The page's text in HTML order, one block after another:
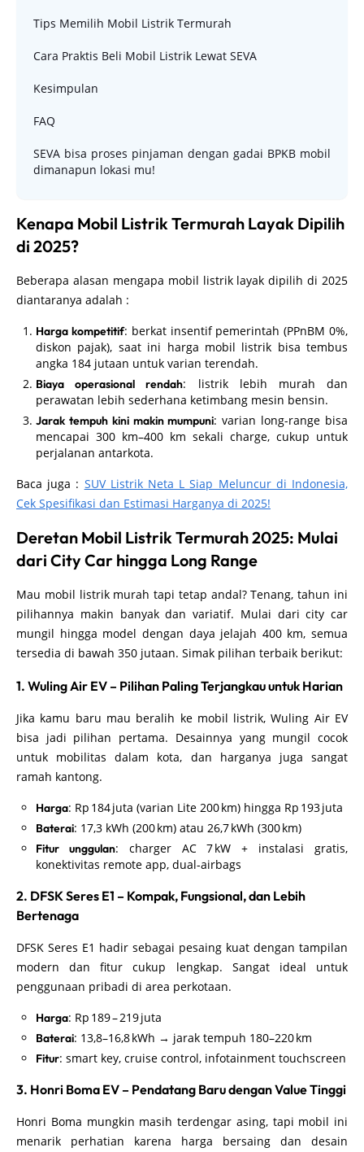
Tips Memilih Mobil Listrik Termurah
Cara Praktis Beli Mobil Listrik Lewat SEVA
Kesimpulan
FAQ
SEVA bisa proses pinjaman dengan gadai BPKB mobil
dimanapun lokasi mu!
Kenapa Mobil Listrik Termurah Layak Dipilih
di 2025?
Beberapa alasan mengapa mobil listrik layak dipilih di 2025
diantaranya adalah :
Harga kompetitif: berkat insentif pemerintah (PPnBM 0%,
diskon pajak), saat ini harga mobil listrik bisa tembus
angka 184 jutaan untuk varian terendah.
Biaya operasional rendah: listrik lebih murah dan
perawatan lebih sederhana ketimbang mesin bensin.
Jarak tempuh kini makin mumpuni: varian long-range bisa
mencapai 300 km–400 km sekali charge, cukup untuk
perjalanan antarkota.
Baca juga : SUV Listrik Neta L Siap Meluncur di Indonesia,
Cek Spesifikasi dan Estimasi Harganya di 2025!
Deretan Mobil Listrik Termurah 2025: Mulai
dari City Car hingga Long Range
Mau mobil listrik murah tapi tetap andal? Tenang, tahun ini
pilihannya makin banyak dan variatif. Mulai dari city car
mungil hingga model dengan daya jelajah 400 km, semua
tersedia di bawah 350 jutaan. Simak pilihan terbaik berikut:
1. Wuling Air EV – Pilihan Paling Terjangkau untuk Harian
Jika kamu baru mau beralih ke mobil listrik, Wuling Air EV
bisa jadi pilihan pertama. Desainnya yang mungil cocok
untuk mobilitas dalam kota, dan harganya juga sangat
ramah kantong.
Harga: Rp 184 juta (varian Lite 200 km) hingga Rp 193 juta
Baterai: 17,3 kWh (200 km) atau 26,7 kWh (300 km)
Fitur unggulan: charger AC 7 kW + instalasi gratis,
konektivitas remote app, dual-airbags
2. DFSK Seres E1 – Kompak, Fungsional, dan Lebih
Bertenaga
DFSK Seres E1 hadir sebagai pesaing kuat dengan tampilan
modern dan fitur cukup lengkap. Sangat ideal untuk
penggunaan pribadi di area perkotaan.
Harga: Rp 189 – 219 juta
Baterai: 13,8–16,8 kWh → jarak tempuh 180–220 km
Fitur: smart key, cruise control, infotainment touchscreen
3. Honri Boma EV – Pendatang Baru dengan Value Tinggi
Honri Boma mungkin masih terdengar asing, tapi mobil ini
menarik perhatian karena harga bersaing dan desain